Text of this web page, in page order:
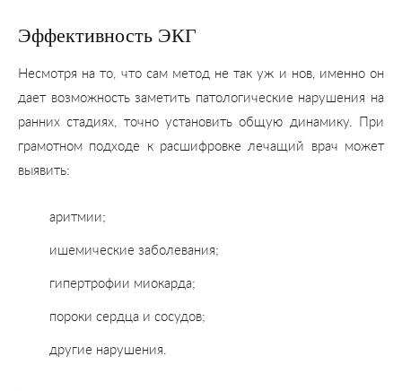
Эффективность ЭКГ
Несмотря на то, что сам метод не так уж и нов, именно он
дает возможность заметить патологические нарушения на
ранних стадиях, точно установить общую динамику. При
грамотном подходе к расшифровке лечащий врач может
выявить:
аритмии;
ишемические заболевания;
гипертрофии миокарда;
пороки сердца и сосудов;
другие нарушения.